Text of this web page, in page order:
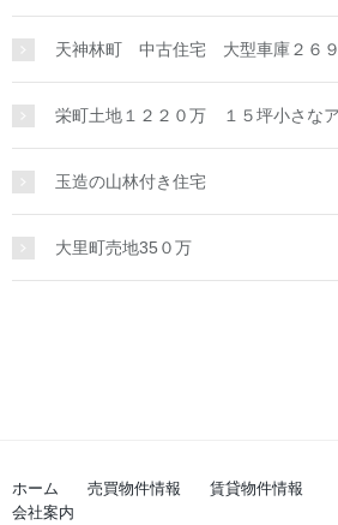
天神林町 中古住宅 大型車庫２６
栄町土地１２２０万 １５坪小さな
玉造の山林付き住宅
大里町売地35０万
ホーム 売買物件情報
賃貸物件情報
会社案内